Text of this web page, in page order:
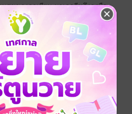
บสุขของดาเมียน มาเดอลีนจึงลงมือ
นี้สินของบิดา หากพลาดพลั้งก็จะตก
กอบ
ษาริโอลด์ อาจารย์รูปหล่อเพื่อหา
า...!?
วิตและความบริสุทธิ์จะถาโถมใส่
ะฝ่าฟันไปให้ได้ด้วยประสบการณ์